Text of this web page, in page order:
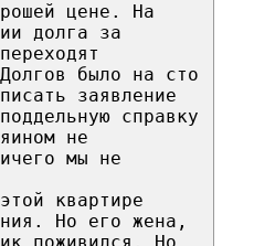
цене. На
долга за
было на сто
заявление
справку
не
мы не
квартире
Но его жена,